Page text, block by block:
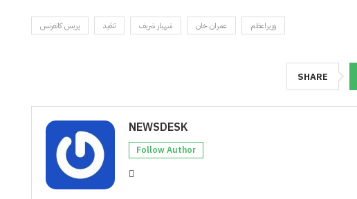
پریس کانفرنس تنقید شہباز شریف عمران خان وزیراعظم
SHARE
NEWSDESK
Follow Author